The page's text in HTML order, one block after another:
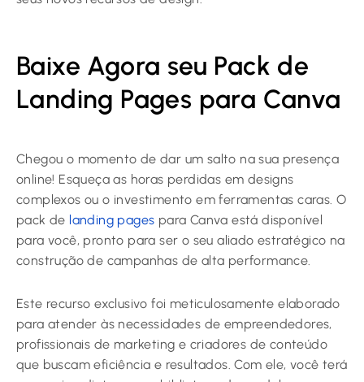
Baixe Agora seu Pack de
Landing Pages para Canva
Chegou o momento de dar um salto na sua presença
online! Esqueça as horas perdidas em designs
complexos ou o investimento em ferramentas caras. O
pack de landing pages para Canva está disponível
para você, pronto para ser o seu aliado estratégico na
construção de campanhas de alta performance.
Este recurso exclusivo foi meticulosamente elaborado
para atender às necessidades de empreendedores,
profissionais de marketing e criadores de conteúdo
que buscam eficiência e resultados. Com ele, você terá